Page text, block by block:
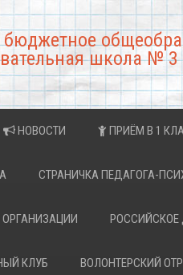
бюджетное
школа № 3
НОВОСТИ ПРИЁМ В 1
СТРАНИЧКА ПЕДАГОГА-
ОРГАНИЗАЦИИ РОССИЙСКОЕ
КЛУБ ВОЛОНТЕРСКИЙ